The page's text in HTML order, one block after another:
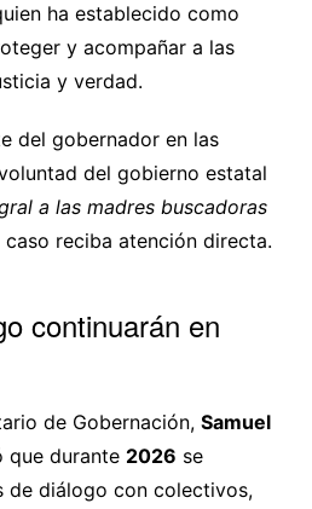
ha establecido como
y acompañar a las
y verdad.
del gobernador en las
del gobierno estatal
a las madres buscadoras
reciba atención directa.
continuarán en
de Gobernación, Samuel
que durante 2026 se
de diálogo con colectivos,